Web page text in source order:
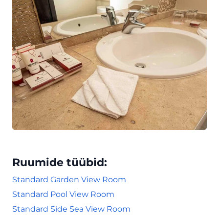
Ruumide tüübid:
Standard Garden View Room
Standard Pool View Room
Standard Side Sea View Room